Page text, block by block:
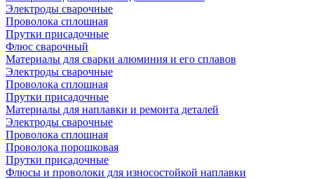
Электроды сварочные
Проволока сплошная
Прутки присадочные
Флюс сварочный
Материалы для сварки алюминия и его сплавов
Электроды сварочные
Проволока сплошная
Прутки присадочные
Материалы для наплавки и ремонта деталей
Электроды сварочные
Проволока сплошная
Проволока порошковая
Прутки присадочные
Флюсы и проволоки для износостойкой наплавки